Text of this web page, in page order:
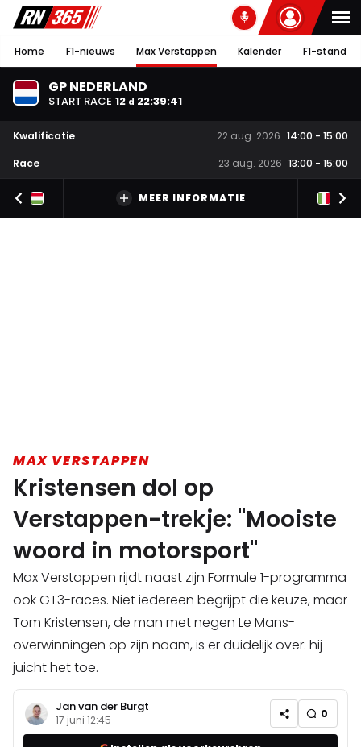
Home F1-nieuws Max Verstappen Kalender F1-stand
GP NEDERLAND
START RACE 12 d 22:39:40
Kwalificatie 22 aug. 2026 14:00 - 15:00
Race
23 aug. 2026 13:00 - 15:00
MEER INFORMATIE
MAX VERSTAPPEN
Kristensen dol op
Verstappen-trekje: "Mooiste
woord in motorsport"
Max Verstappen rijdt naast zijn Formule 1-programma
ook GT3-races. Niet iedereen begrijpt die keuze, maar
Tom Kristensen, de man met negen Le Mans-
overwinningen op zijn naam, is er duidelijk over: hij
juicht het toe.
Jan van der Burgt
17 juni 12:45 0